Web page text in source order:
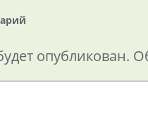
опубликован.